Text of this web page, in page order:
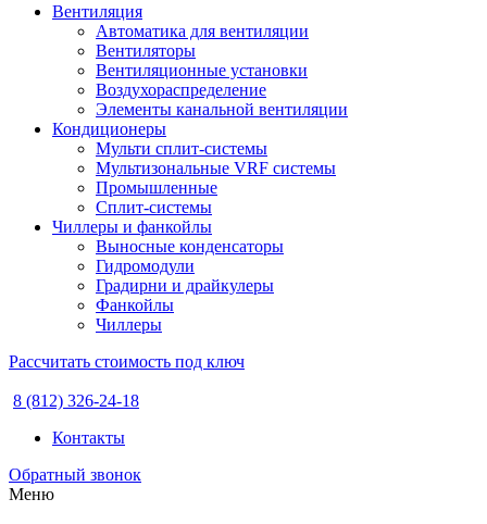
Вентиляция
Автоматика для вентиляции
Вентиляторы
Вентиляционные установки
Воздухораспределение
Элементы канальной вентиляции
Кондиционеры
Мульти сплит-системы
Мультизональные VRF системы
Промышленные
Сплит-системы
Чиллеры и фанкойлы
Выносные конденсаторы
Гидромодули
Градирни и драйкулеры
Фанкойлы
Чиллеры
Рассчитать стоимость под ключ
8 (812) 326-24-18
Контакты
Обратный звонок
Меню